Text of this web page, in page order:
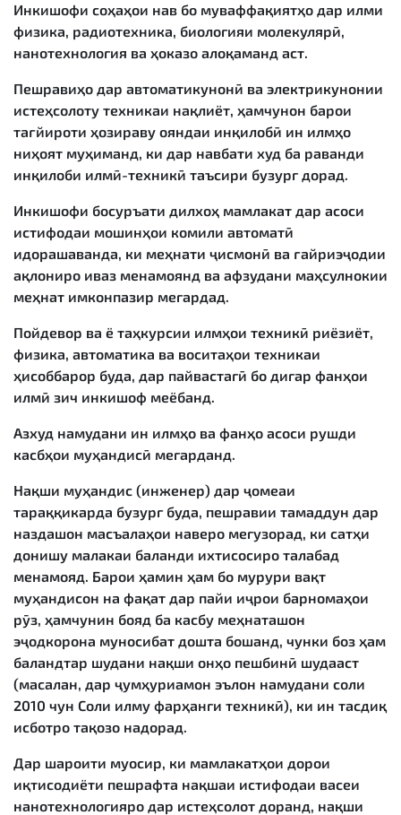
Инкишофи соҳаҳои нав бо муваффақиятҳо дар илми
физика, радиотехника, биологияи молекулярӣ,
нанотехнология ва ҳоказо алоқаманд аст.
Пешравиҳо дар автоматикунонӣ ва электрикунонии
истеҳсолоту техникаи нақлиёт, ҳамчунон барои
тағйироти ҳозираву ояндаи инқилобӣ ин илмҳо
ниҳоят муҳиманд, ки дар навбати худ ба раванди
инқилоби илмӣ-техникӣ таъсири бузург дорад.
Инкишофи босуръати дилхоҳ мамлакат дар асоси
истифодаи мошинҳои комили автоматӣ
идорашаванда, ки меҳнати ҷисмонӣ ва ғайриэҷодии
ақлониро иваз менамоянд ва афзудани маҳсулнокии
меҳнат имконпазир мегардад.
Пойдевор ва ё таҳкурсии илмҳои техникӣ риёзиёт,
физика, автоматика ва воситаҳои техникаи
ҳисоббарор буда, дар пайвастагӣ бо дигар фанҳои
илмӣ зич инкишоф меёбанд.
Азхуд намудани ин илмҳо ва фанҳо асоси рушди
касбҳои муҳандисӣ мегарданд.
Нақши муҳандис (инженер) дар ҷомеаи
тараққикарда бузург буда, пешравии тамаддун дар
наздашон масъалаҳои наверо мегузорад, ки сатҳи
донишу малакаи баланди ихтисосиро талабад
менамояд. Барои ҳамин ҳам бо мурури вақт
муҳандисон на фақат дар пайи иҷрои барномаҳои
рӯз, ҳамчунин бояд ба касбу меҳнаташон
эҷодкорона муносибат дошта бошанд, чунки боз ҳам
баландтар шудани нақши онҳо пешбинӣ шудааст
(масалан, дар ҷумҳуриамон эълон намудани соли
2010 чун Соли илму фарҳанги техникӣ), ки ин тасдиқ
исботро тақозо надорад.
Дар шароити муосир, ки мамлакатҳои дорои
иқтисодиёти пешрафта нақшаи истифодаи васеи
нанотехнологияро дар истеҳсолот доранд, нақши